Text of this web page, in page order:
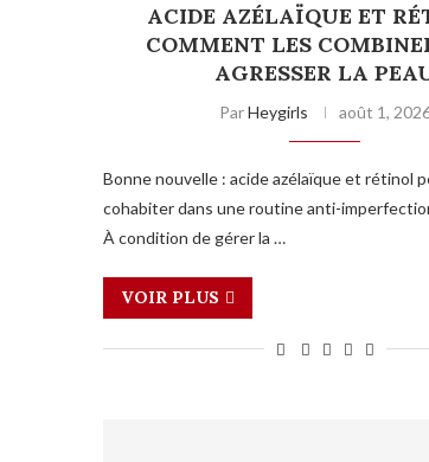
ACIDE AZÉLAÏQUE ET
COMMENT LES
AGRESSER LA
ParHeygirls août 1,
Bonne nouvelle : acide azélaïque et rétinol
cohabiter dans une routine anti-
À condition de gérer la …
VOIR PLUS